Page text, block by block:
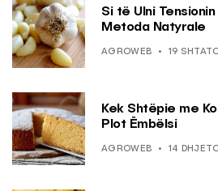
Si të Ulni
Metoda Natyrale
AGROWEB 19
Kek Shtëpie me
Plot Ëmbëlsi
AGROWEB 14